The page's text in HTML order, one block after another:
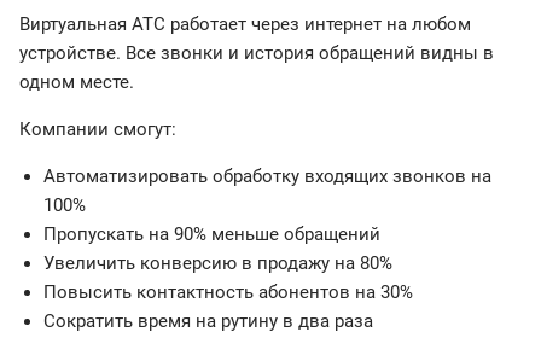
Виртуальная АТС работает через интернет на любом
устройстве. Все звонки и история обращений видны в
одном месте.
Компании смогут:
Автоматизировать обработку входящих звонков на
100%
Пропускать на 90% меньше обращений
Увеличить конверсию в продажу на 80%
Повысить контактность абонентов на 30%
Сократить время на рутину в два раза